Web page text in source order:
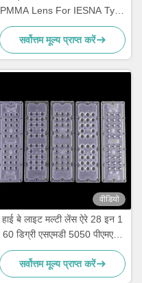
PMMA Lens For IESNA Type
II Road Lighting
सर्वोत्तम मूल्य प्राप्त करें
वीडियो
हाई बे लाइट मल्टी लेंस ऐरे 28 इन 1
60 डिग्री एसएमडी 5050 पीएमएमए
एलईडी लेंस
सर्वोत्तम मूल्य प्राप्त करें